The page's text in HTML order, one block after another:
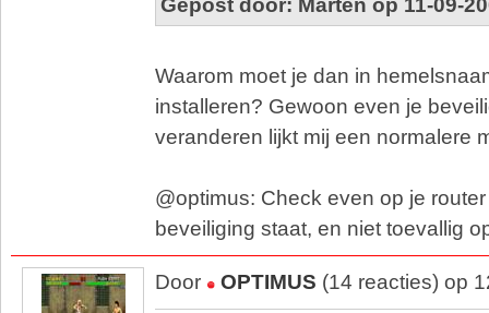
Gepost door: Marten op 11-09-
Waarom moet je dan in
installeren? Gewoon even je
veranderen lijkt mij een normalere
@optimus: Check even op je
beveiliging staat, en niet toevallig
Door OPTIMUS (14 reacties) op